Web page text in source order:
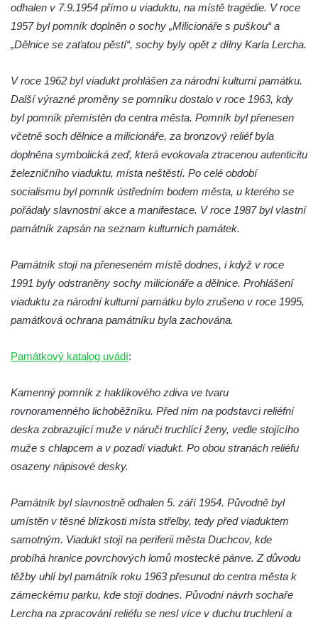
Socha Želva v ZOO Hluboká
Socha Housenka v ZOO Hluboká
Socha Nosorožík v ZOO Hluboká
Socha Rosomák v ZOO Hluboká
Socha Vážka v ZOO Hluboká
Socha Volavka v ZOO Hluboká
Flamingo trůn v ZOO Hluboká
Lavička Kůň Převalského v ZOO Hluboká
Socha Opičákovník v ZOO Hluboká
Socha Roháč v ZOO Hluboká
Socha Mystik v ZOO Hluboká
čp. 69/1 v Českých Budějovicích
Socha Jana Valeria Jirsíka u Černé věže v
Českých Budějovicích
Socha Krista klesajícího pod křížem u
kostela svatého Mikuláše v Českých
Budějovicích
kostela svaté Rodiny v Českých
Budějovicích
Socha S tebou v parku na Senovážném
náměstí v Českých Budějovicích
Socha Tornádo v parku na Senovážném
náměstí v Českých Budějovicích
odhalen v 7.9.1954 přímo u viaduktu, na místě tragédie. V roce
1957 byl pomník doplněn o sochy „Milicionáře s puškou“ a
„Dělnice se zaťatou pěstí“, sochy byly opět z dílny Karla Lercha.
V roce 1962 byl viadukt prohlášen za národní kulturní památku.
Další výrazné proměny se pomníku dostalo v roce 1963, kdy
byl pomník přemístěn do centra města. Pomník byl přenesen
včetně soch dělnice a milicionáře, za bronzový reliéf byla
doplněna symbolická zeď, která evokovala ztracenou autenticitu
železničního viaduktu, místa neštěstí. Po celé období
socialismu byl pomník ústředním bodem města, u kterého se
pořádaly slavnostní akce a manifestace. V roce 1987 byl vlastní
památník zapsán na seznam kulturních památek.
Památník stojí na přeneseném místě dodnes, i když v roce
1991 byly odstraněny sochy milicionáře a dělnice. Prohlášení
viaduktu za národní kulturní památku bylo zrušeno v roce 1995,
památková ochrana památníku byla zachována.
Památkový katalog uvádí:
Kamenný pomník z haklíkového zdiva ve tvaru
rovnoramenného lichoběžníku. Před ním na podstavci reliéfní
deska zobrazující muže v náruči truchlící ženy, vedle stojícího
muže s chlapcem a v pozadí viadukt. Po obou stranách reliéfu
osazeny nápisové desky.
Památník byl slavnostně odhalen 5. září 1954. Původně byl
umístěn v těsné blízkosti místa střelby, tedy před viaduktem
samotným. Viadukt stojí na periferii města Duchcov, kde
probíhá hranice povrchových lomů mostecké pánve. Z důvodu
těžby uhlí byl památník roku 1963 přesunut do centra města k
zámeckému parku, kde stojí dodnes. Původní návrh sochaře
Lercha na zpracování reliéfu se nesl více v duchu truchlení a